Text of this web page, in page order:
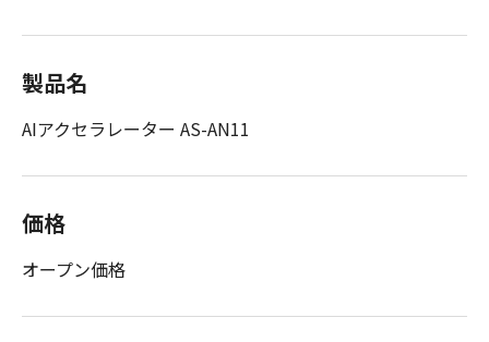
製品名
AIアクセラレーター AS-AN11
価格
オープン価格